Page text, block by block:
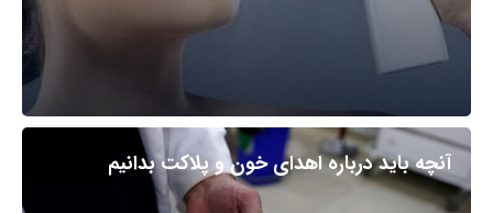
آنچه باید درباره اهدای خون و پلاکت بدانیم